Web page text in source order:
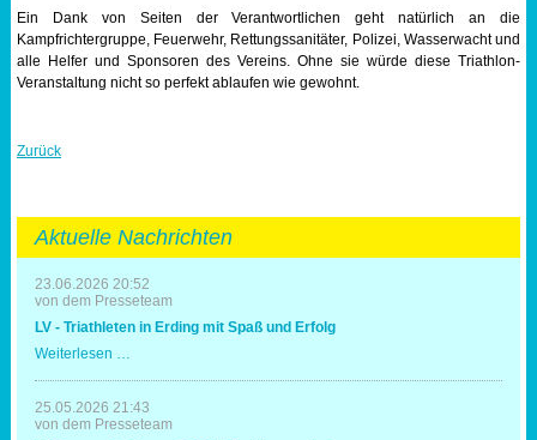
Ein Dank von Seiten der Verantwortlichen geht natürlich an die
Kampfrichtergruppe, Feuerwehr, Rettungssanitäter, Polizei, Wasserwacht und
alle Helfer und Sponsoren des Vereins. Ohne sie würde diese Triathlon-
Veranstaltung nicht so perfekt ablaufen wie gewohnt.
Zurück
Aktuelle Nachrichten
23.06.2026 20:52
von dem Presseteam
LV - Triathleten in Erding mit Spaß und Erfolg
Weiterlesen …
Triathleten
in
Erding
25.05.2026 21:43
von dem Presseteam